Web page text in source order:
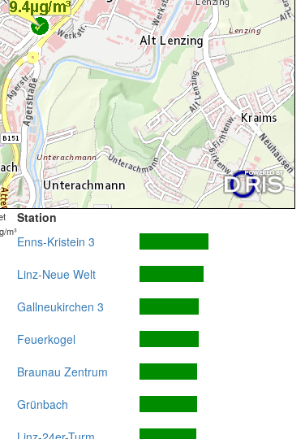
m³
Station
Enns-Kristein 3
Linz-Neue Welt
Gallneukirchen 3
Feuerkogel
Braunau Zentrum
Grünbach